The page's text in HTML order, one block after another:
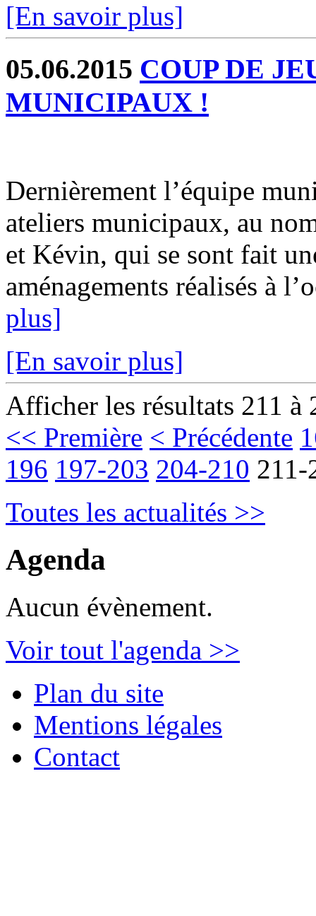
[En savoir plus]
05.06.2015 COUP DE
MUNICIPAUX !
Dernièrement l’équipe
ateliers municipaux, au
et Kévin, qui se sont fait
aménagements réalisés à
plus]
[En savoir plus]
Afficher les résultats 211 à
<< Première < Précédente
196 197-203 204-210 211-
Toutes les actualités >>
Agenda
Aucun évènement.
Voir tout l'agenda >>
Plan du site
Mentions légales
Contact